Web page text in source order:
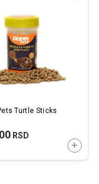
Turtle Sticks
RSD